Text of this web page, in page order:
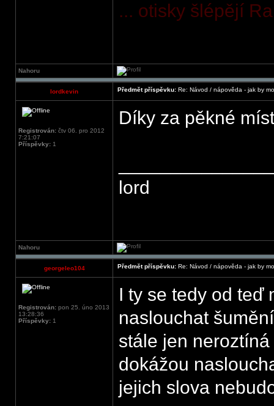
... otisky šlépějí
Nahoru
lordkevin Předmět příspěvku: Re: Návod / nápověda - jak by
Registrován: čtv 06. pro 2012
7:21:07
Příspěvky: 1
Díky za pěkné
lord
Nahoru
georgeleo104 Předmět příspěvku: Re: Návod / nápověda - jak by
Registrován: pon 25. úno 2013
13:28:36
Příspěvky: 1
I ty se tedy od teď
naslouchat
stále jen
dokážou
jejich slova